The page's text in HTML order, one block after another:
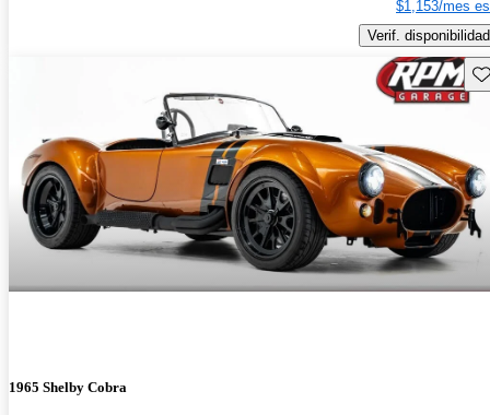
$1,153/mes
Verif. disponibilidad
1965 Shelby Cobra